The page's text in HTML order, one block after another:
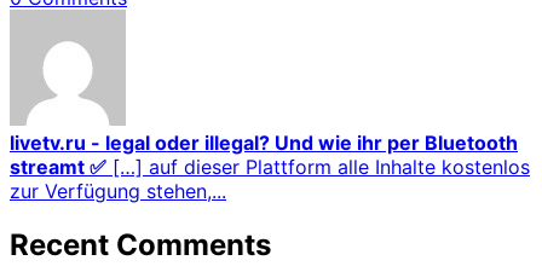
livetv.ru - legal oder illegal? Und wie ihr per Bluetooth
streamt ✅ […] auf dieser Plattform alle Inhalte kostenlos
zur Verfügung stehen,...
Recent Comments